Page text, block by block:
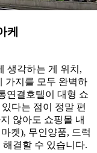
케
생각하는 게 위치,
가지를 모두 완벽하
연결 ​ 호텔이 대형 쇼
다는 점이 정말 편
않아도 쇼핑몰 내
켓), 무인양품, 드럭
결할 수 있습니다.